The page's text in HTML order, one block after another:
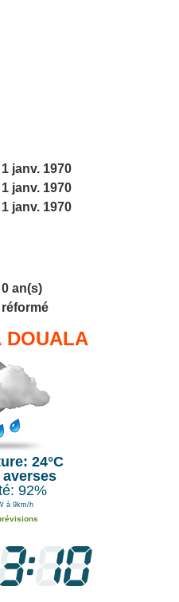
1 janv. 1970
1 janv. 1970
1 janv. 1970
0 an(s)
réformé
DOUALA
24°C
averses
92%
à 9km/h